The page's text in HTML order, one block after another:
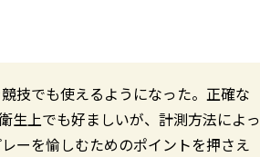
技でも使えるようになった。正確な
生上でも好ましいが、計測方法によっ
ーを愉しむためのポイントを押さえ